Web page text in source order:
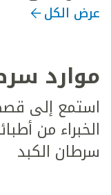
عرض الكل
موارد
استمع إلى
الخبراء من
سرطان الكبد